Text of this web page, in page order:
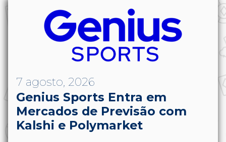
7 agosto, 2026
Genius Sports Entra em
Mercados de Previsão com
Kalshi e Polymarket